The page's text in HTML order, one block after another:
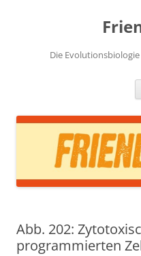
Die
Abb. 202:
programmierten